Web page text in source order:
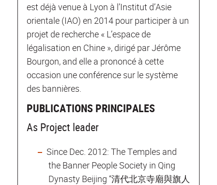
est déjà venue à Lyon à l’Institut d’Asie
orientale (IAO) en 2014 pour participer à un
projet de recherche « L’espace de
légalisation en Chine », dirigé par Jérôme
Bourgon, and elle a prononcé à cette
occasion une conférence sur le système
des bannières.
PUBLICATIONS PRINCIPALES
As Project leader
Since Dec. 2012: The Temples and
the Banner People Society in Qing
Dynasty Beijing “清代北京寺廟與旗人